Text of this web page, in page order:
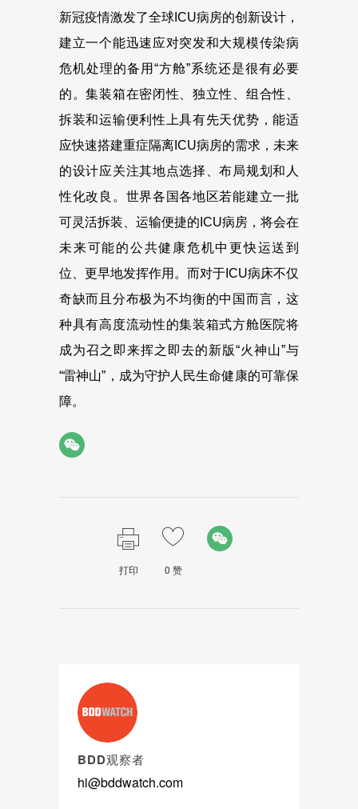
新冠疫情激发了全球ICU病房的创新设计，
建立一个能迅速应对突发和大规模传染病
危机处理的备用“方舱”系统还是很有必要
的。集装箱在密闭性、独立性、组合性、
拆装和运输便利性上具有先天优势，能适
应快速搭建重症隔离ICU病房的需求，未来
的设计应关注其地点选择、布局规划和人
性化改良。世界各国各地区若能建立一批
可灵活拆装、运输便捷的ICU病房，将会在
未来可能的公共健康危机中更快运送到
位、更早地发挥作用。而对于ICU病床不仅
奇缺而且分布极为不均衡的中国而言，这
种具有高度流动性的集装箱式方舱医院将
成为召之即来挥之即去的新版“火神山”与
“雷神山”，成为守护人民生命健康的可靠保
障。
打印 0 赞
BDD观察者
hi@bddwatch.com